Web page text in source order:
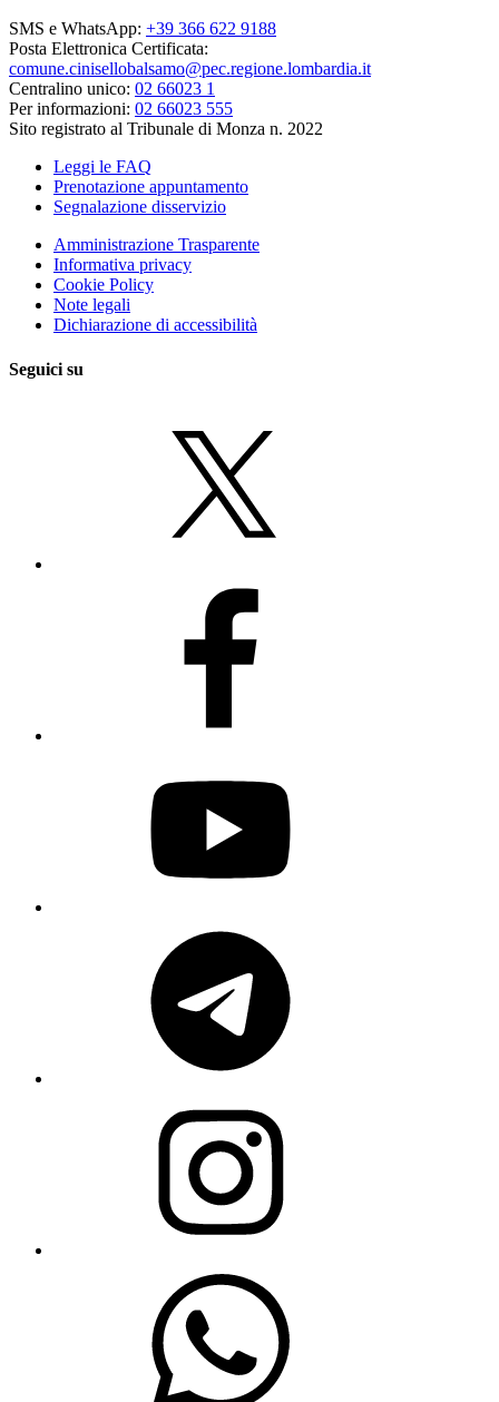
SMS e WhatsApp: +39 366 622 9188
Posta Elettronica Certificata:
comune.cinisellobalsamo@pec.regione.lombardia.it
Centralino unico: 02 66023 1
Per informazioni: 02 66023 555
Sito registrato al Tribunale di Monza n. 2022
Leggi le FAQ
Prenotazione appuntamento
Segnalazione disservizio
Amministrazione Trasparente
Informativa privacy
Cookie Policy
Note legali
Dichiarazione di accessibilità
Seguici su